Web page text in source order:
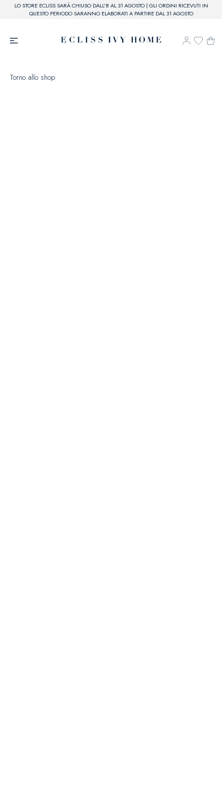
LO STORE ECLISS SARÀ CHIUSO DALL'8 AL 31 AGOSTO | GLI ORDINI RICEVUTI IN
QUESTO PERIODO SARANNO ELABORATI A PARTIRE DAL 31 AGOSTO
Torno allo shop